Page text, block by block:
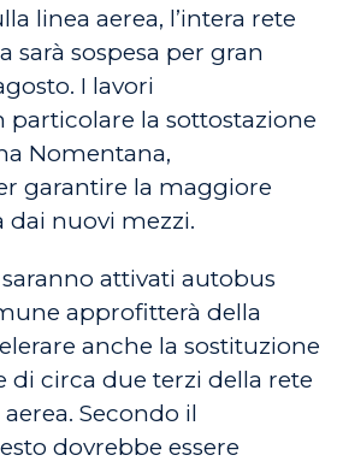
linea aerea, l’intera rete
sarà sospesa per gran
I lavori
particolare la sottostazione
Nomentana,
garantire la maggiore
dai nuovi mezzi.
attivati autobus
approfitterà della
anche la sostituzione
di circa due terzi della rete
Secondo il
dovrebbe essere